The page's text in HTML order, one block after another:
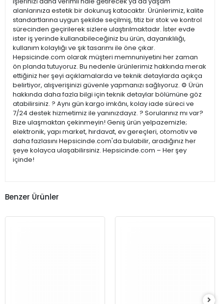
alanlarınıza estetik bir dokunuş katacaktır. Ürünlerimiz, kalite
standartlarına uygun şekilde seçilmiş, titiz bir stok ve kontrol
sürecinden geçirilerek sizlere ulaştırılmaktadır. İster evde
ister iş yerinde kullanabileceğiniz bu ürün, dayanıklılığı,
kullanım kolaylığı ve şık tasarımı ile öne çıkar.
Hepsicinde.com olarak müşteri memnuniyetini her zaman
ön planda tutuyoruz. Bu nedenle ürünlerimiz hakkında merak
ettiğiniz her şeyi açıklamalarda ve teknik detaylarda açıkça
belirtiyor, alışverişinizi güvenle yapmanızı sağlıyoruz. ⚙️ Ürün
hakkında daha fazla bilgi için teknik detaylar bölümüne göz
atabilirsiniz. ? Aynı gün kargo imkânı, kolay iade süreci ve
7/24 destek hizmetimiz ile yanınızdayız. ? Sorularınız mı var?
Bize ulaşmaktan çekinmeyin! Geniş ürün yelpazemizle;
elektronik, yapı market, hırdavat, ev gereçleri, otomotiv ve
daha fazlasını Hepsicinde.com'da bulabilir, aradığınız her
şeye kolayca ulaşabilirsiniz. Hepsicinde.com – Her şey
içinde!
Benzer Ürünler